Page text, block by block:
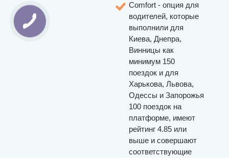
Comfort - опция для
водителей, которые
выполнили для
Киева, Днепра,
Винницы как
минимум 150
поездок и для
Харькова, Львова,
Одессы и Запорожья
100 поездок на
платформе, имеют
рейтинг 4.85 или
выше и совершают
соответствующие